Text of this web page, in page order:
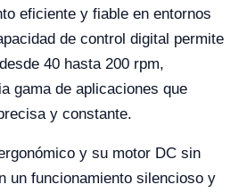
eficiente y fiable en entornos
de control digital permite
40 hasta 200 rpm,
gama de aplicaciones que
y constante.
y su motor DC sin
un funcionamiento silencioso y